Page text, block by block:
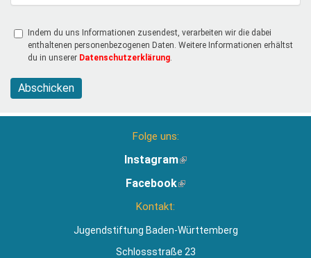
Indem du uns Informationen zusendest, verarbeiten wir die dabei
enthaltenen personenbezogenen Daten. Weitere Informationen erhältst
du in unserer Datenschutzerklärung
Abschicken
Folge uns:
Instagram(Link
extern)
Facebook(Link
Kontakt:
Jugendstiftung Baden-Württemberg
Schlossstraße 23